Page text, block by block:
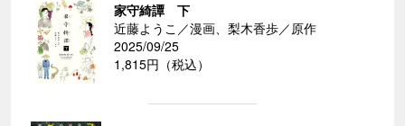
家守綺譚 下
近藤ようこ／漫画、梨木香歩／原作
2025/09/25
1,815円（税込）